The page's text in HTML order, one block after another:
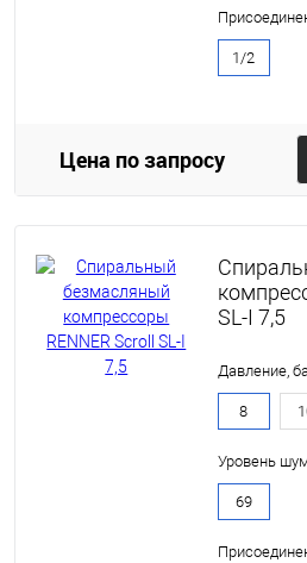
1/2
Цена по запросу
SL-I 7,5
Давление,
8
Уровень
69